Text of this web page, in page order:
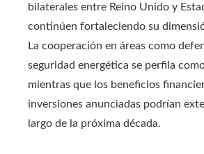
bilaterales entre Reino Unido y
continúen fortaleciendo su
La cooperación en áreas como
seguridad energética se perfila
mientras que los beneficios
inversiones anunciadas podrían
largo de la próxima década.